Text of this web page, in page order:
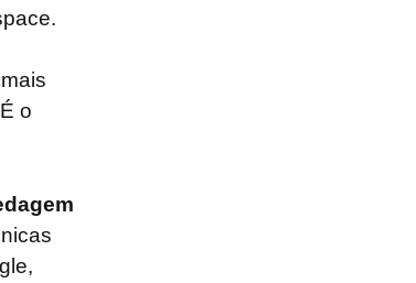
o